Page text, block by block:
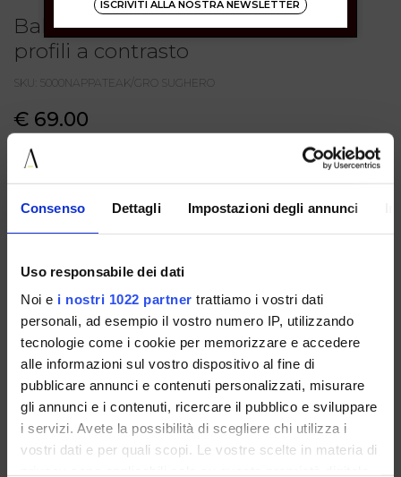
Consenso Dettagli Impostazioni degli annunci
Uso responsabile dei dati
Noi e i nostri 1022 partner trattiamo i vostri dati
personali, ad esempio il vostro numero IP, utilizzando
tecnologie come i cookie per memorizzare e accedere
alle informazioni sul vostro dispositivo al fine di
pubblicare annunci e contenuti personalizzati, misurare
gli annunci e i contenuti, ricercare il pubblico e sviluppare
i servizi. Avete la possibilità di scegliere chi utilizza i
vostri dati e per quali scopi. Le vostre scelte in materia di
Ballerina in nappa sughero con
profili a contrasto
SKU: 5000NAPPATEAK/GRO SUGHERO
€ 69.00
COLORE: TEAK/GRO SUGHERO GUIDA ALLE TAGLIE
DESCRIZIONE
Ballerina da donna in morbida nappa color cuoio, rifinita da
profili e fiocchetto in tonalità sughero a contrasto. La
silhouette essenziale con punta arrotondata valorizza uno
stile classico e femminile, mentre i dettagli delicati donano
al modello un tocco raffinato e versatile. Perfetta da
indossare ogni giorno, è una ballerina comoda ed elegante,
ideale per completare look casual chic o più curati.
ISCRIVITI ALLA NOSTRA NEWSLETTER